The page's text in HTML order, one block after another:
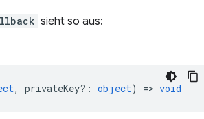
sieht so aus:
, privateKey? : object) => void